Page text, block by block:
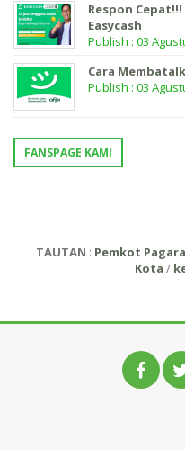
Respon
Easycash
Publish : 03
Cara
Publish : 03
FANSPAGE KAMI
TAUTAN : Pemkot
Kota /